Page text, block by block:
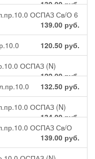
139.00руб.
ОСПАЗ Св/О 6
139.00 руб.
120.50 руб.
ОСПАЗ (N)
122.00руб.
132.50 руб.
ОСПАЗ (N)
134.00руб.
ОСПАЗ Св/О
139.00 руб.